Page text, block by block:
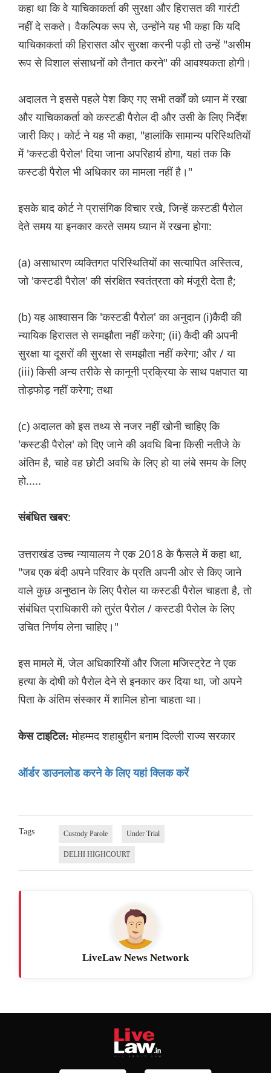
कहा था कि वे याचिकाकर्ता की सुरक्षा और हिरासत की गारंटी
नहीं दे सकते। वैकल्पिक रूप से, उन्होंने यह भी कहा कि यदि
याचिकाकर्ता की हिरासत और सुरक्षा करनी पड़ी तो उन्हें "असीम
रूप से विशाल संसाधनों को तैनात करने" की आवश्यकता होगी।
अदालत ने इससे पहले पेश किए गए सभी तर्कों को ध्यान में रखा
और याचिकाकर्ता को कस्टडी पैरोल दी और उसी के लिए निर्देश
जारी किए। कोर्ट ने यह भी कहा, "हालांकि सामान्य परिस्थितियों
में 'कस्टडी पैरोल' दिया जाना अपरिहार्य होगा, यहां तक ​​कि
कस्टडी पैरोल भी अधिकार का मामला नहीं है।"
इसके बाद कोर्ट ने प्रासंगिक विचार रखे, जिन्हें कस्टडी पैरोल
देते समय या इनकार करते समय ध्यान में रखना होगा:
(a) असाधारण व्यक्तिगत परिस्थितियों का सत्यापित अस्तित्व,
जो 'कस्टडी पैरोल' की संरक्षित स्वतंत्रता को मंजूरी देता है;
(b) यह आश्वासन कि 'कस्टडी पैरोल' का अनुदान (i)कैदी की
न्यायिक हिरासत से समझौता नहीं करेगा; (ii) कैदी की अपनी
सुरक्षा या दूसरों की सुरक्षा से समझौता नहीं करेगा; और / या
(iii) किसी अन्य तरीके से कानूनी प्रक्रिया के साथ पक्षपात या
तोड़फोड़ नहीं करेगा; तथा
(c) अदालत को इस तथ्य से नजर नहीं खोनी चाहिए कि
'कस्टडी पैरोल' को दिए जाने की अवधि बिना किसी नतीजे के
अंतिम है, चाहे वह छोटी अवधि के लिए हो या लंबे समय के लिए
हो.....
संबंध‌ित खबर:
उत्तराखंड उच्च न्यायालय ने एक 2018 के फैसले में कहा था,
"जब एक बंदी अपने परिवार के प्रति अपनी ओर से किए जाने
वाले कुछ अनुष्ठान के लिए पैरोल या कस्टडी पैरोल चाहता है, तो
संबंधित प्राधिकारी को तुरंत पैरोल / कस्टडी पैरोल के लिए
उचित निर्णय लेना चाहिए।"
इस मामले में, जेल अधिकारियों और जिला मजिस्ट्रेट ने एक
हत्या के दोषी को पैरोल देने से इनकार कर दिया था, जो अपने
पिता के अंतिम संस्कार में शामिल होना चाहता था।
केस टाइटिल:मोहम्मद शहाबुद्दीन बनाम दिल्ली राज्य सरकार
ऑर्डर डाउनलोड करने के लिए यहां क्लिक करें
Tags Custody Parole Under Trial
DELHI HIGHCOURT
LiveLaw News Network